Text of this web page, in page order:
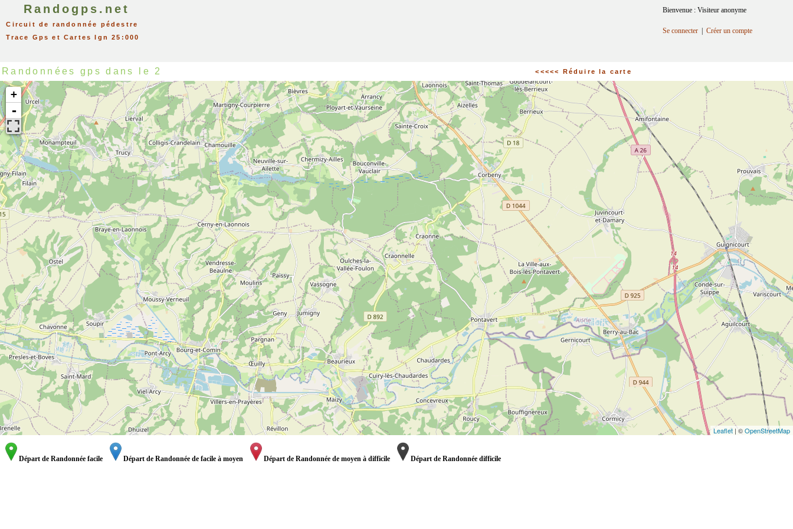
Randogps.net
Circuit de randonnée pédestre
Trace Gps et Cartes Ign 25:000
Bienvenue : Visiteur anonyme
Se connecter Créer un compte
Randonnées gps dans le 2 <<<<< Réduire la carte
+
-
Leaflet | ©OpenStreetMap
Départ de Randonnée facile Départ de Randonnée de facile à moyen Départ de Randonnée de moyen à difficile Départ de Randonnée difficile